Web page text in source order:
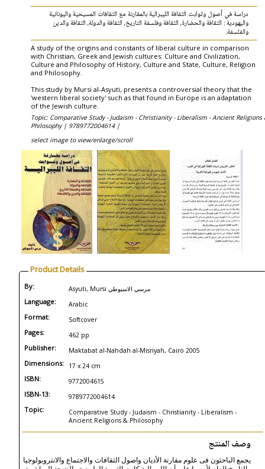
دراسة في أصول وثوابت الثقافة الليبرالية بالمقارنة مع الثقافات المسيحية واليونانية
واليهودية : الثقافة والحضارة، الثقافة وفلسفة التاريخ، الثقافة والدولة، الثقافة والدين
والفلسفة.
A study of the origins and constants of liberal culture in comparison
with Christian, Greek and Jewish cultures: Culture and Civilization,
Culture and Philosophy of History, Culture and State, Culture, Religion
and Philosophy.
This study by Mursi al-Asyuti, presents a controversial theory that the
'western liberal society' such as that found in Europe is an adaptation
of the Jewish culture.
Topic: Comparative Study - Judaism - Christianity - Liberalism - Ancient Religions
Philosophy | 9789772004614 |
select image to view/enlarge/scroll
Product Details
By: Asyuti, Mursi مرسي الاسيوطي
Language: Arabic
Format: Softcover
Pages: 462 pp
Publisher: Maktabat al-Nahdah al-Misriyah, Cairo 2005
Dimensions: 17 x 24 cm
ISBN: 9772004615
ISBN-13: 9789772004614
Topic:
Comparative Study - Judaism - Christianity - Liberalism -
Ancient Religions & Philosophy
وصف المنتج
يجمع الباحثون فى علوم مقارنة الأديان واصول الثقافات والاجتماع والانثروبولوجيا